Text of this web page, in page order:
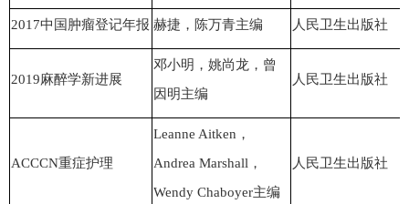
2017中国肿瘤登记年报 赫捷，陈万青主编 人民卫生出版社
2019麻醉学新进展
邓小明，姚尚龙，曾
因明主编
人民卫生出版社
ACCCN重症护理
Leanne Aitken，
Andrea Marshall，
Wendy Chaboyer主编
人民卫生出版社